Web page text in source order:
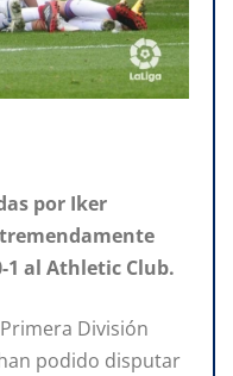
por Iker
1 al Athletic Club.
División
podido disputar